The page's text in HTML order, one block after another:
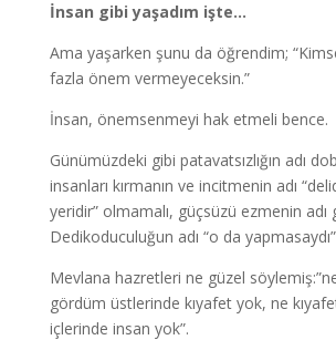
İnsan gibi yaşadım işte…
Ama yaşarken şunu da öğrendim;
fazla önem vermeyeceksin.”
İnsan, önemsenmeyi hak etmeli bence.
Günümüzdeki gibi patavatsızlığın adı
insanları kırmanın ve incitmenin adı
yeridir” olmamalı, güçsüzü ezmenin adı
Dedikoduculuğun adı “o da
Mevlana hazretleri ne güzel
gördüm üstlerinde kıyafet yok, ne
içlerinde insan yok”.